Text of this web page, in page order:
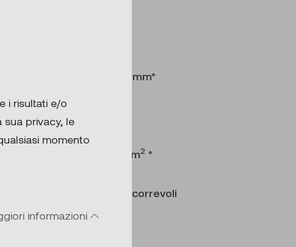
i risultati e/o
privacy, le
momento
informazioni
Larghezza 500 – 8000 mm*
Altezza 50 – 2500 mm*
Superficie massima 20 m2 *
*Dimensioni per porte scorrevoli